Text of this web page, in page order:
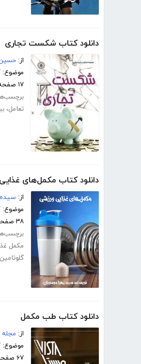
دانلود کتاب شکست تجاری
از:
موضوع:
۱۷ صفحه
تعامل،
دانلود کتاب مکمل‌های
از: سیده
موضوع:
۳۸ صفحه
مکمل
گلوتامین
دانلود کتاب طب مکمل
از: مجله
موضوع:
۶۷ صفحه